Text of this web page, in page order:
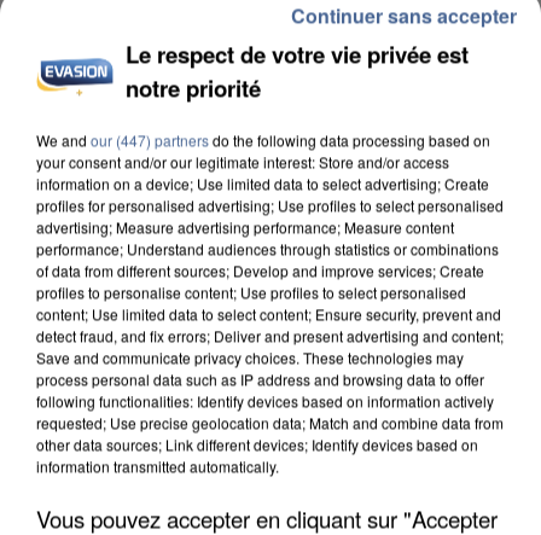
APRÈS TOUTES CES CANICULES, LES REFUGES
DE FAUNE SAUVAGE SONT...
Le respect de votre vie privée est
notre priorité
We and our (447) partnersdo the following data processing based on
your consent and/or our legitimate interest: Store and/or access
information on a device; Use limited data to select advertising; Create
profiles for personalised advertising; Use profiles to select personalised
advertising; Measure advertising performance; Measure content
performance; Understand audiences through statistics or combinations
of data from different sources; Develop and improve services; Create
profiles to personalise content; Use profiles to select personalised
content; Use limited data to select content; Ensure security, prevent and
detect fraud, and fix errors; Deliver and present advertising and content;
Save and communicate privacy choices. These technologies may
process personal data such as IP address and browsing data to offer
following functionalities: Identify devices based on information actively
requested; Use precise geolocation data; Match and combine data from
other data sources; Link different devices; Identify devices based on
information transmitted automatically.
Vous pouvez accepter en cliquant sur "Accepter
Continuer sans accepter